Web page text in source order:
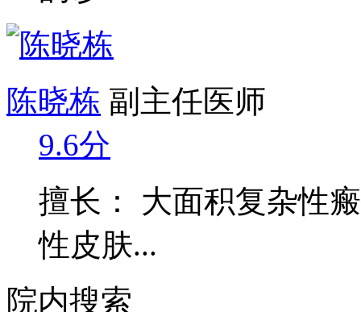
陈晓栋 副主任医师
9.6分
擅长： 大面积复杂性
性皮肤...
院内搜索